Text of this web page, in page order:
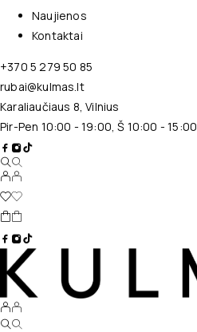
Naujienos
Kontaktai
+370 5 279 50 85
rubai@kulmas.lt
Karaliaučiaus 8, Vilnius
Pir-Pen 10:00 - 19:00, Š 10:00 - 15:00